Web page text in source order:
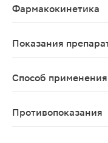
Фармакокинетика
Показания
Способ применения
Противопоказания